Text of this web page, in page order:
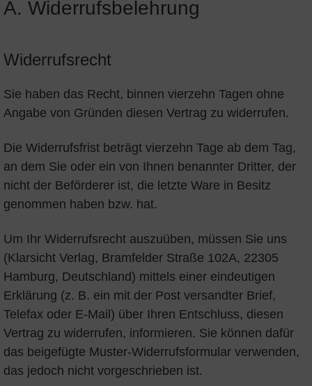
A. Widerrufsbelehrung
Widerrufsrecht
Sie haben das Recht, binnen vierzehn Tagen ohne
Angabe von Gründen diesen Vertrag zu widerrufen.
Die Widerrufsfrist beträgt vierzehn Tage ab dem Tag,
an dem Sie oder ein von Ihnen benannter Dritter, der
nicht der Beförderer ist, die letzte Ware in Besitz
genommen haben bzw. hat.
Um Ihr Widerrufsrecht auszuüben, müssen Sie uns
(Klarsicht Verlag, Bramfelder Straße 102A, 22305
Hamburg, Deutschland) mittels einer eindeutigen
Erklärung (z. B. ein mit der Post versandter Brief,
Telefax oder E-Mail) über Ihren Entschluss, diesen
Vertrag zu widerrufen, informieren. Sie können dafür
das beigefügte Muster-Widerrufsformular verwenden,
das jedoch nicht vorgeschrieben ist.